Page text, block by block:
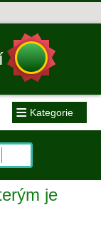
≡ Kategorie
je